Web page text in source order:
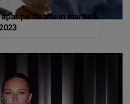
urma unor analize de
șoc pentru artistă:
și să fiu puternică”